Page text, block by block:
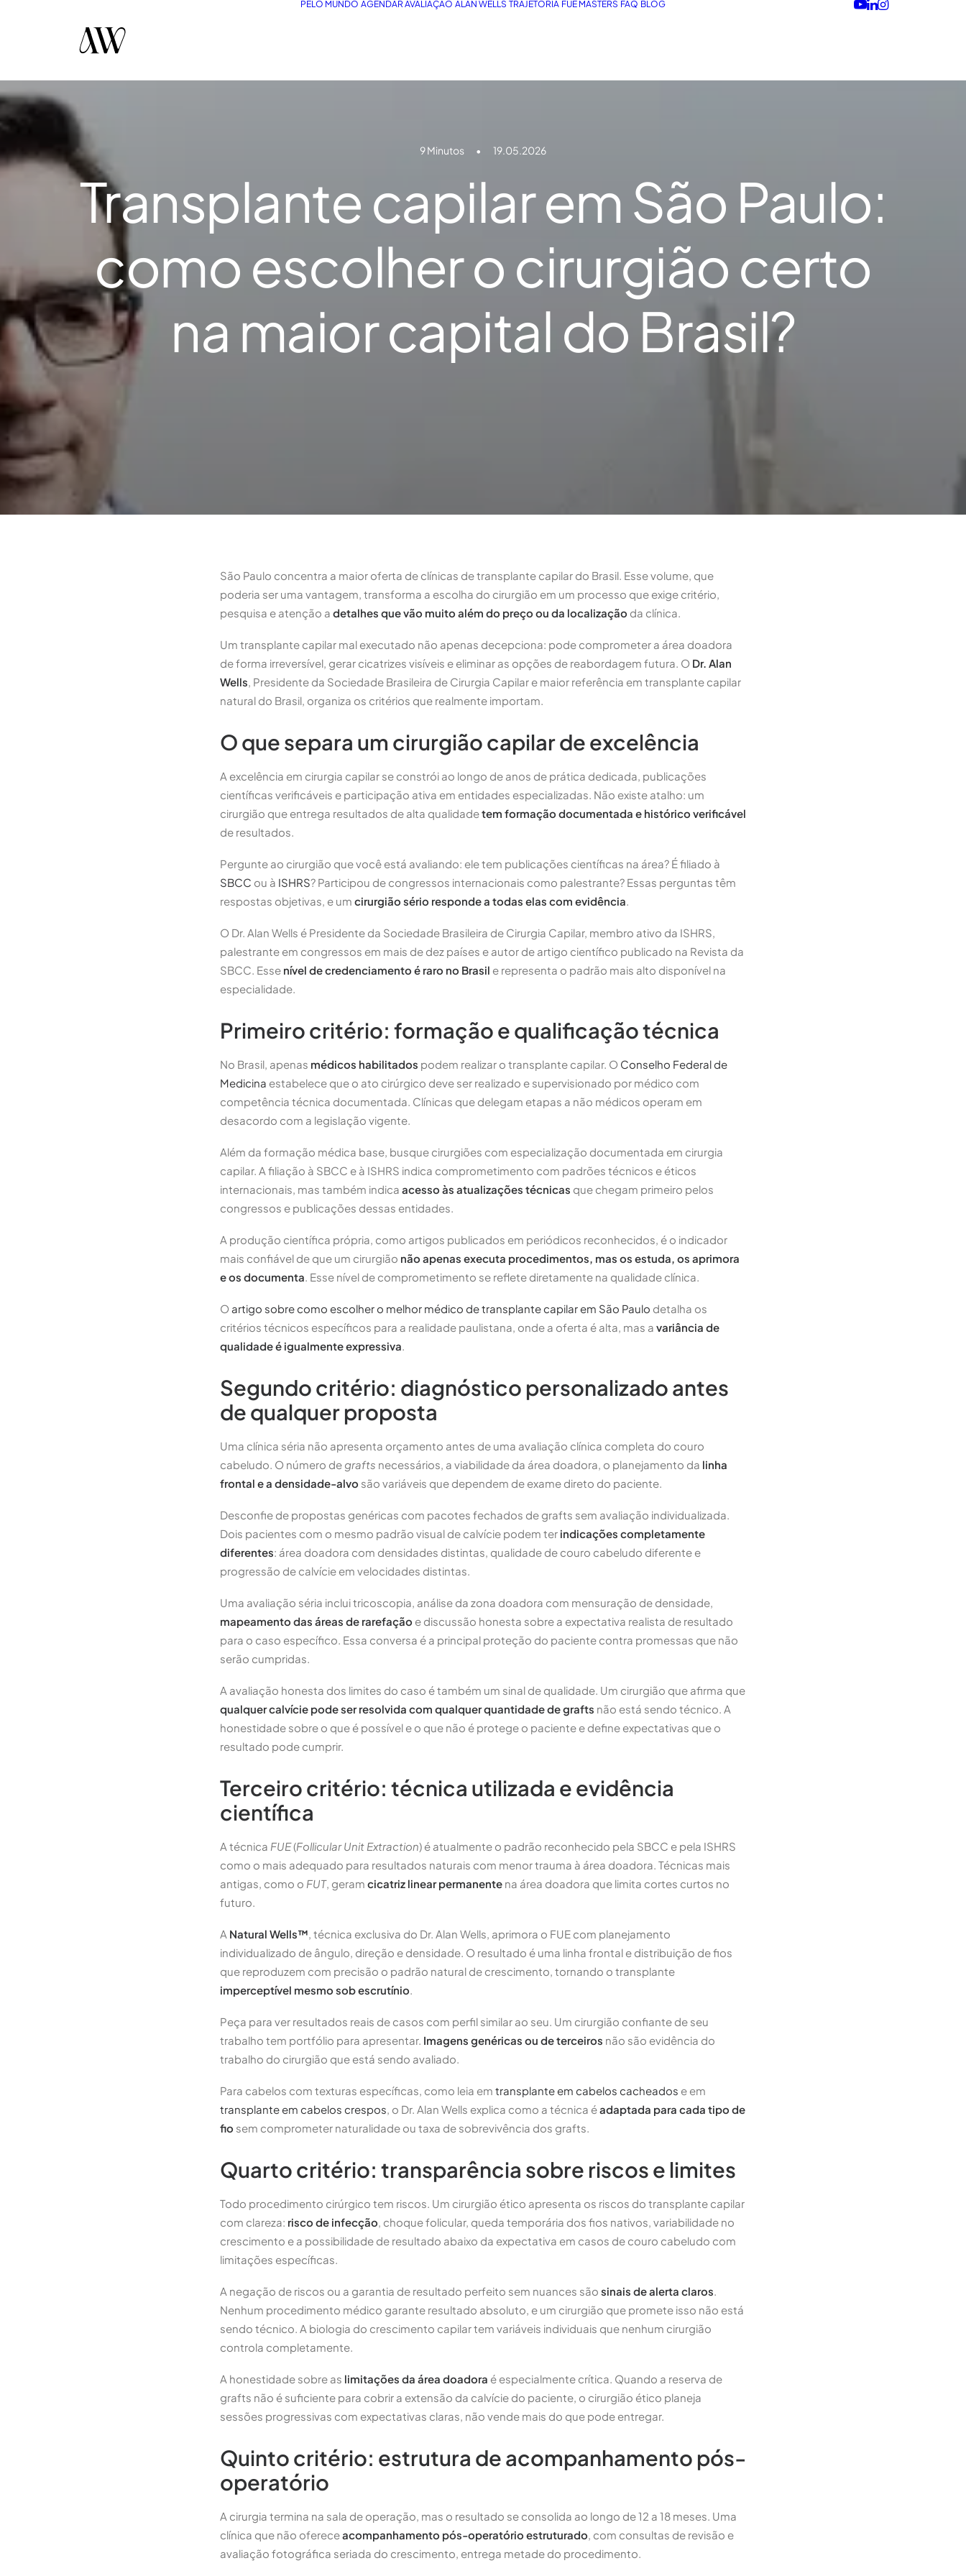
PELO MUNDO AGENDAR AVALIAÇÃO ALAN WELLS TRAJETÓRIA FUE MASTERS FAQ BLOG
9 Minutos • 19.05.2026
Transplante capilar em São Paulo:
como escolher o cirurgião certo
na maior capital do Brasil?
São Paulo concentra a maior oferta de clínicas de transplante capilar do Brasil. Esse volume, que
poderia ser uma vantagem, transforma a escolha do cirurgião em um processo que exige critério,
pesquisa e atenção a detalhes que vão muito além do preço ou da localização da clínica.
Um transplante capilar mal executado não apenas decepciona: pode comprometer a área doadora
de forma irreversível, gerar cicatrizes visíveis e eliminar as opções de reabordagem futura. O Dr. Alan
Wells, Presidente da Sociedade Brasileira de Cirurgia Capilar e maior referência em transplante capilar
natural do Brasil, organiza os critérios que realmente importam.
O que separa um cirurgião capilar de excelência
A excelência em cirurgia capilar se constrói ao longo de anos de prática dedicada, publicações
científicas verificáveis e participação ativa em entidades especializadas. Não existe atalho: um
cirurgião que entrega resultados de alta qualidadetem formação documentada e histórico verificável
de resultados.
Pergunte ao cirurgião que você está avaliando: ele tem publicações científicas na área? É filiado à
SBCC ou à ISHRS? Participou de congressos internacionais como palestrante? Essas perguntas têm
respostas objetivas, e um cirurgião sério responde a todas elas com evidência.
O Dr. Alan Wells é Presidente da Sociedade Brasileira de Cirurgia Capilar, membro ativo da ISHRS,
palestrante em congressos em mais de dez países e autor de artigo científico publicado na Revista da
SBCC. Esse nível de credenciamento é raro no Brasil e representa o padrão mais alto disponível na
especialidade.
Primeiro critério: formação e qualificação técnica
No Brasil, apenas médicos habilitados podem realizar o transplante capilar. O Conselho Federal de
Medicina estabelece que o ato cirúrgico deve ser realizado e supervisionado por médico com
competência técnica documentada. Clínicas que delegam etapas a não médicos operam em
desacordo com a legislação vigente.
Além da formação médica base, busque cirurgiões com especialização documentada em cirurgia
capilar. A filiação à SBCC e à ISHRS indica comprometimento com padrões técnicos e éticos
internacionais, mas também indica acesso às atualizações técnicas que chegam primeiro pelos
congressos e publicações dessas entidades.
A produção científica própria, como artigos publicados em periódicos reconhecidos, é o indicador
mais confiável de que um cirurgião não apenas executa procedimentos, mas os estuda, os aprimora
e os documenta. Esse nível de comprometimento se reflete diretamente na qualidade clínica.
O artigo sobre como escolher o melhor médico de transplante capilar em São Paulo detalha os
critérios técnicos específicos para a realidade paulistana, onde a oferta é alta, mas a variância de
qualidade é igualmente expressiva.
Segundo critério: diagnóstico personalizado antes
de qualquer proposta
Uma clínica séria não apresenta orçamento antes de uma avaliação clínica completa do couro
cabeludo. O número de grafts necessários, a viabilidade da área doadora, o planejamento da linha
frontal e a densidade-alvo são variáveis que dependem de exame direto do paciente.
Desconfie de propostas genéricas com pacotes fechados de grafts sem avaliação individualizada.
Dois pacientes com o mesmo padrão visual de calvície podem ter indicações completamente
diferentes: área doadora com densidades distintas, qualidade de couro cabeludo diferente e
progressão de calvície em velocidades distintas.
Uma avaliação séria inclui tricoscopia, análise da zona doadora com mensuração de densidade,
mapeamento das áreas de rarefação e discussão honesta sobre a expectativa realista de resultado
para o caso específico. Essa conversa é a principal proteção do paciente contra promessas que não
serão cumpridas.
A avaliação honesta dos limites do caso é também um sinal de qualidade. Um cirurgião que afirma que
qualquer calvície pode ser resolvida com qualquer quantidade de grafts não está sendo técnico. A
honestidade sobre o que é possível e o que não é protege o paciente e define expectativas que o
resultado pode cumprir.
Terceiro critério: técnica utilizada e evidência
científica
A técnica FUE(Follicular Unit Extraction) é atualmente o padrão reconhecido pela SBCC e pela ISHRS
como o mais adequado para resultados naturais com menor trauma à área doadora. Técnicas mais
antigas, como o FUT, geram cicatriz linear permanente na área doadora que limita cortes curtos no
futuro.
A Natural Wells™, técnica exclusiva do Dr. Alan Wells, aprimora o FUE com planejamento
individualizado de ângulo, direção e densidade. O resultado é uma linha frontal e distribuição de fios
que reproduzem com precisão o padrão natural de crescimento, tornando o transplante
imperceptível mesmo sob escrutínio.
Peça para ver resultados reais de casos com perfil similar ao seu. Um cirurgião confiante de seu
trabalho tem portfólio para apresentar. Imagens genéricas ou de terceiros não são evidência do
trabalho do cirurgião que está sendo avaliado.
Para cabelos com texturas específicas, como leia em transplante em cabelos cacheados e em
transplante em cabelos crespos, o Dr. Alan Wells explica como a técnica éadaptada para cada tipo de
fio sem comprometer naturalidade ou taxa de sobrevivência dos grafts.
Quarto critério: transparência sobre riscos e limites
Todo procedimento cirúrgico tem riscos. Um cirurgião ético apresenta os riscos do transplante capilar
com clareza: risco de infecção, choque folicular, queda temporária dos fios nativos, variabilidade no
crescimento e a possibilidade de resultado abaixo da expectativa em casos de couro cabeludo com
limitações específicas.
A negação de riscos ou a garantia de resultado perfeito sem nuances são sinais de alerta claros.
Nenhum procedimento médico garante resultado absoluto, e um cirurgião que promete isso não está
sendo técnico. A biologia do crescimento capilar tem variáveis individuais que nenhum cirurgião
controla completamente.
A honestidade sobre as limitações da área doadora é especialmente crítica. Quando a reserva de
grafts não é suficiente para cobrir a extensão da calvície do paciente, o cirurgião ético planeja
sessões progressivas com expectativas claras, não vende mais do que pode entregar.
Quinto critério: estrutura de acompanhamento pós-
operatório
A cirurgia termina na sala de operação, mas o resultado se consolida ao longo de 12 a 18 meses. Uma
clínica que não ofereceacompanhamento pós-operatório estruturado, com consultas de revisão e
avaliação fotográfica seriada do crescimento, entrega metade do procedimento.